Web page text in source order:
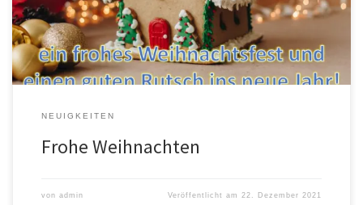
NEUIGKEITEN
Frohe Weihnachten
von admin Veröffentlicht am22. Dezember 2021